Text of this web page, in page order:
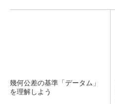
幾何公差の基準「データム」
を理解しよう